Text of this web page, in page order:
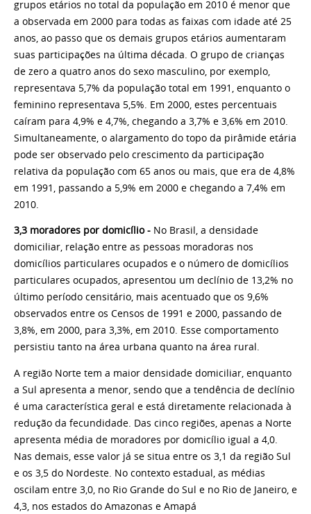
grupos etários no total da população em 2010 é menor que
a observada em 2000 para todas as faixas com idade até 25
anos, ao passo que os demais grupos etários aumentaram
suas participações na última década. O grupo de crianças
de zero a quatro anos do sexo masculino, por exemplo,
representava 5,7% da população total em 1991, enquanto o
feminino representava 5,5%. Em 2000, estes percentuais
caíram para 4,9% e 4,7%, chegando a 3,7% e 3,6% em 2010.
Simultaneamente, o alargamento do topo da pirâmide etária
pode ser observado pelo crescimento da participação
relativa da população com 65 anos ou mais, que era de 4,8%
em 1991, passando a 5,9% em 2000 e chegando a 7,4% em
2010.
3,3 moradores por domicílio - No Brasil, a densidade
domiciliar, relação entre as pessoas moradoras nos
domicílios particulares ocupados e o número de domicílios
particulares ocupados, apresentou um declínio de 13,2% no
último período censitário, mais acentuado que os 9,6%
observados entre os Censos de 1991 e 2000, passando de
3,8%, em 2000, para 3,3%, em 2010. Esse comportamento
persistiu tanto na área urbana quanto na área rural.
A região Norte tem a maior densidade domiciliar, enquanto
a Sul apresenta a menor, sendo que a tendência de declínio
é uma característica geral e está diretamente relacionada à
redução da fecundidade. Das cinco regiões, apenas a Norte
apresenta média de moradores por domicílio igual a 4,0.
Nas demais, esse valor já se situa entre os 3,1 da região Sul
e os 3,5 do Nordeste. No contexto estadual, as médias
oscilam entre 3,0, no Rio Grande do Sul e no Rio de Janeiro, e
4,3, nos estados do Amazonas e Amapá